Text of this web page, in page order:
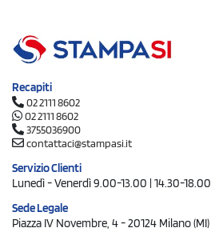
Recapiti
02 2111 8602
02 2111 8602
3755036900
contattaci@stampasi.it
Servizio Clienti
Lunedì - Venerdì 9.00-13.00 | 14.30-18.00
Sede Legale
Piazza IV Novembre, 4 - 20124 Milano (MI)